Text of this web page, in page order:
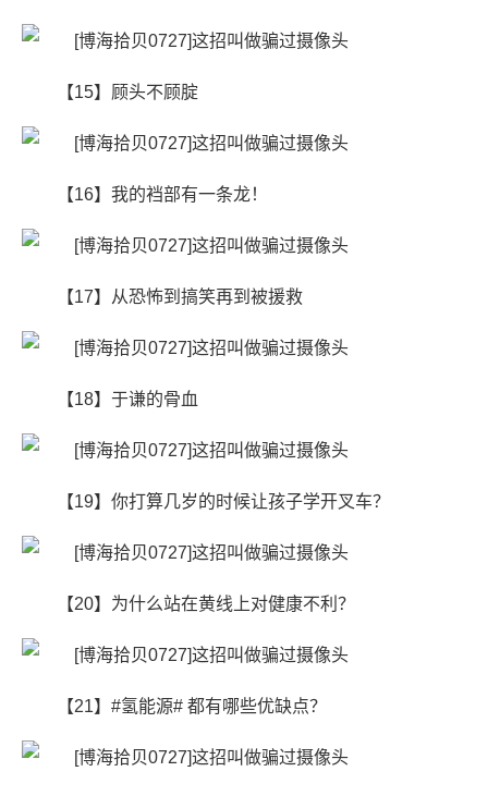
【15】顾头不顾腚
【16】我的裆部有一条龙！
【17】从恐怖到搞笑再到被援救
【18】于谦的骨血
【19】你打算几岁的时候让孩子学开叉车？ ​​​
【20】为什么站在黄线上对健康不利？
【21】#氢能源# 都有哪些优缺点？